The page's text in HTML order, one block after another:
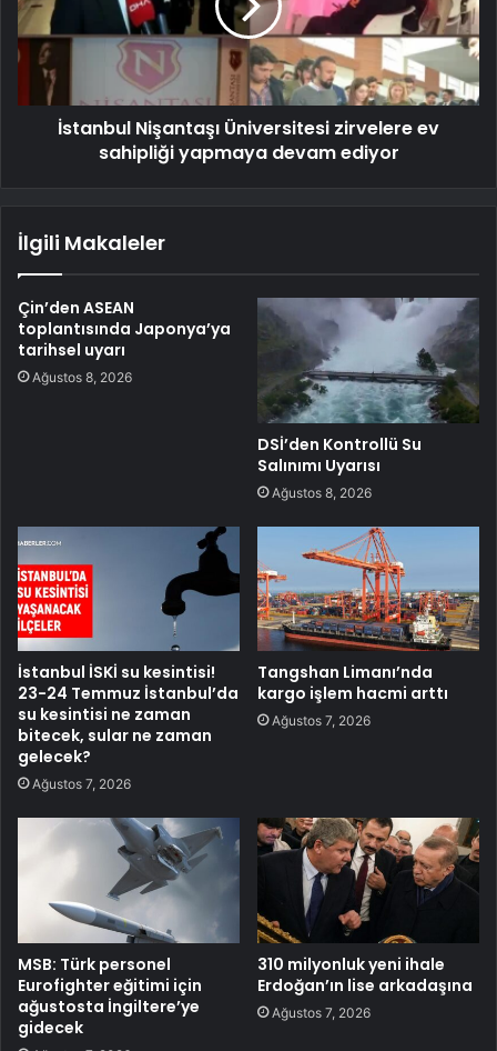
İstanbul Nişantaşı Üniversitesi zirvelere ev
sahipliği yapmaya devam ediyor
İlgili Makaleler
Çin’den ASEAN
toplantısında Japonya’ya
tarihsel uyarı
Ağustos 8, 2026
DSİ’den Kontrollü Su
Salınımı Uyarısı
Ağustos 8, 2026
İstanbul İSKİ su kesintisi!
23-24 Temmuz İstanbul’da
su kesintisi ne zaman
bitecek, sular ne zaman
gelecek?
Ağustos 7, 2026
Tangshan Limanı’nda
kargo işlem hacmi arttı
Ağustos 7, 2026
MSB: Türk personel
Eurofighter eğitimi için
ağustosta İngiltere’ye
gidecek
310 milyonluk yeni ihale
Erdoğan’ın lise arkadaşına
Ağustos 7, 2026